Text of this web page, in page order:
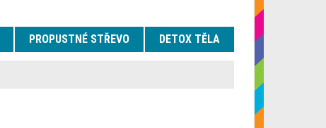
PROPUSTNÉ STŘEVO DETOX TĚLA